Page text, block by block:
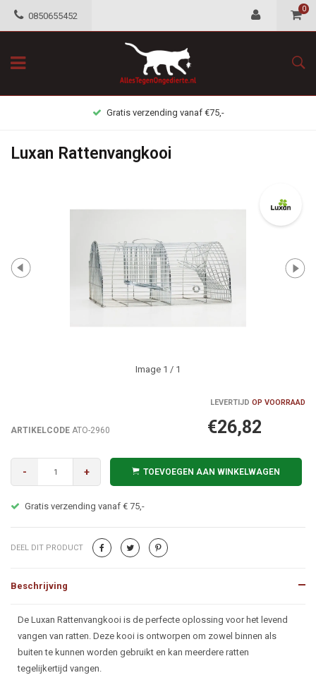
0850655452
0
Gratis verzending vanaf €75,-
Luxan Rattenvangkooi
Image 1 / 1
LEVERTIJD OP VOORRAAD
ARTIKELCODE ATO-2960 €26,82
- + TOEVOEGEN AAN WINKELWAGEN
Gratis verzending vanaf € 75,-
DEEL DIT PRODUCT
Beschrijving
Beschrijving
De Luxan Rattenvangkooi is de perfecte oplossing voor het levend
vangen van ratten. Deze kooi is ontworpen om zowel binnen als
buiten te kunnen worden gebruikt en kan meerdere ratten
tegelijkertijd vangen.